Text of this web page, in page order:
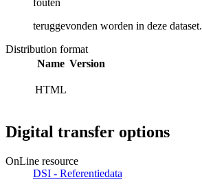
fouten
teruggevonden worden in deze dataset.
Distribution format
Name Version
HTML
Digital transfer options
OnLine resource
DSI - Referentiedata